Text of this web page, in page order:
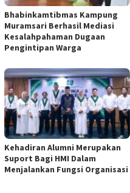
Bhabinkamtibmas Kampung
Muramsari Berhasil Mediasi
Kesalahpahaman Dugaan
Pengintipan Warga
Kehadiran Alumni Merupakan
Suport Bagi HMI Dalam
Menjalankan Fungsi Organisasi